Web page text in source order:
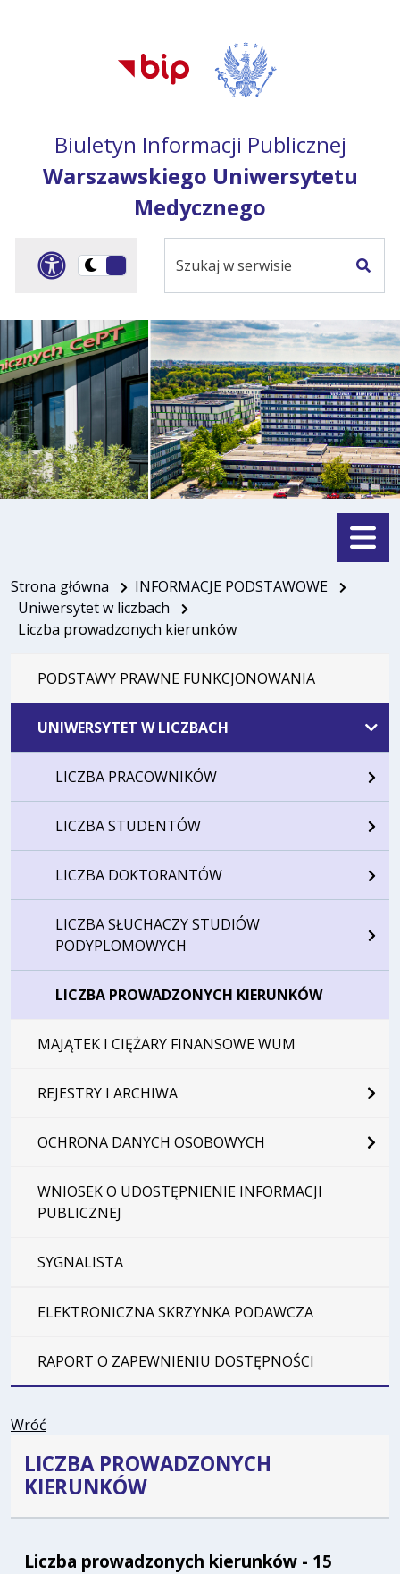
głównego menu
serwisu
Biuletyn Informacji Publicznej
Warszawskiego Uniwersytetu
Medycznego
Panel dostosowania
Przełącz
ciemną
serwisie
Menu
Strona główna
INFORMACJE PODSTAWOWE
Uniwersytet w liczbach
Liczba prowadzonych kierunków
PODSTAWY PRAWNE FUNKCJONOWANIA
UNIWERSYTET W LICZBACH
LICZBA PRACOWNIKÓW
LICZBA STUDENTÓW
LICZBA DOKTORANTÓW
LICZBA SŁUCHACZY STUDIÓW
PODYPLOMOWYCH
LICZBA PROWADZONYCH KIERUNKÓW
MAJĄTEK I CIĘŻARY FINANSOWE WUM
REJESTRY I ARCHIWA
OCHRONA DANYCH OSOBOWYCH
WNIOSEK O UDOSTĘPNIENIE INFORMACJI
PUBLICZNEJ
SYGNALISTA
ELEKTRONICZNA SKRZYNKA PODAWCZA
RAPORT O ZAPEWNIENIU DOSTĘPNOŚCI
Wróć
LICZBA PROWADZONYCH
KIERUNKÓW
Liczba prowadzonych kierunków - 15